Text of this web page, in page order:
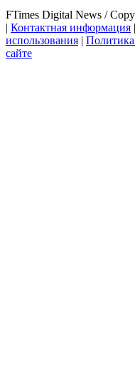
FTimes Digital News /
| Контактная информация |
использования |
сайте